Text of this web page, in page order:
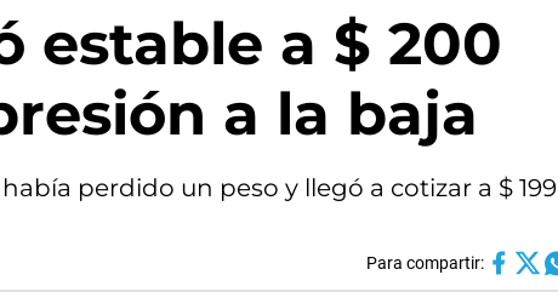
estable a $ 200
a la baja
perdido un peso y llegó a cotizar a $ 199
Para compartir: